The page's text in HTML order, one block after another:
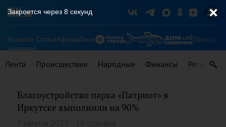
Новости СтатьиАфишаФото Погода
Лента Происшествия Народные Финансы Регионы
Благоустройство парка «Патриот» в
Иркутске выполнили на 90%
Закроется через 7 секунд